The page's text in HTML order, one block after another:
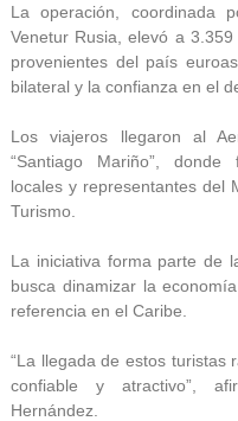
La operación, coordinada
Venetur Rusia, elevó a
provenientes del país
bilateral y la confianza en el
Los viajeros llegaron al
“Santiago Mariño”,
locales y representantes del
Turismo.
La iniciativa forma parte de
busca dinamizar la
referencia en el Caribe.
“La llegada de estos turistas
confiable y atractivo”,
Hernández.